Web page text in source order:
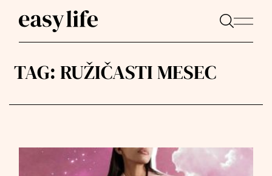
TAG: RUŽIČASTI MESEC